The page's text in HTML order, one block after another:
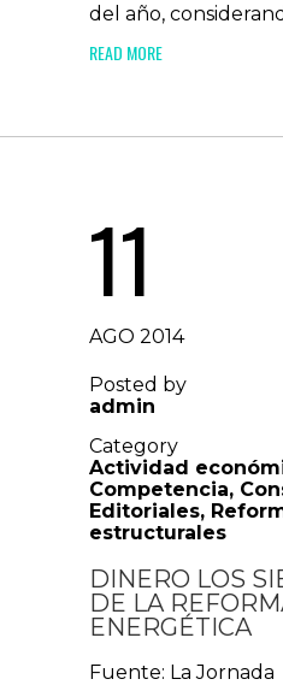
del año,
READ MORE
11
AGO 2014
Posted by
admin
Category
Actividad
Competencia,
Editoriales,
estructurales
DINERO LOS
DE LA
ENERGÉTICA
Fuente: La